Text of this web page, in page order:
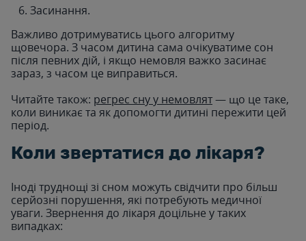
Засинання.
Важливо дотримуватись цього алгоритму
щовечора. З часом дитина сама очікуватиме сон
після певних дій, і якщо немовля важко засинає
зараз, з часом це виправиться.
Читайте також: регрес сну у немовлят— що це таке,
коли виникає та як допомогти дитині пережити цей
період.
Коли звертатися до лікаря?
Іноді труднощі зі сном можуть свідчити про більш
серйозні порушення, які потребують медичної
уваги. Звернення до лікаря доцільне у таких
випадках: